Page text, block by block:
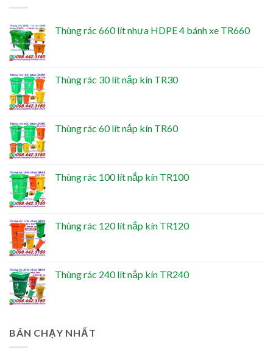
Thùng rác 660 lít nhựa HDPE 4 bánh xe TR660
Thùng rác 30 lít nắp kín TR30
Thùng rác 60 lít nắp kín TR60
Thùng rác 100 lít nắp kín TR100
Thùng rác 120 lít nắp kín TR120
Thùng rác 240 lít nắp kín TR240
BÁN CHẠY NHẤT